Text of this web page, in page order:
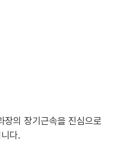
장의 장기근속을 진심으로
다.